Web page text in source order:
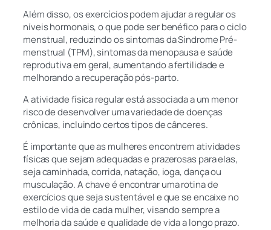
Além disso, os exercícios podem ajudar a regular os
níveis hormonais, o que pode ser benéfico para o ciclo
menstrual, reduzindo os sintomas da Síndrome Pré-
menstrual (TPM), sintomas da menopausa e saúde
reprodutiva em geral, aumentando a fertilidade e
melhorando a recuperação pós-parto.
A atividade física regular está associada a um menor
risco de desenvolver uma variedade de doenças
crônicas, incluindo certos tipos de cânceres.
É importante que as mulheres encontrem atividades
físicas que sejam adequadas e prazerosas para elas,
seja caminhada, corrida, natação, ioga, dança ou
musculação. A chave é encontrar uma rotina de
exercícios que seja sustentável e que se encaixe no
estilo de vida de cada mulher, visando sempre a
melhoria da saúde e qualidade de vida a longo prazo.